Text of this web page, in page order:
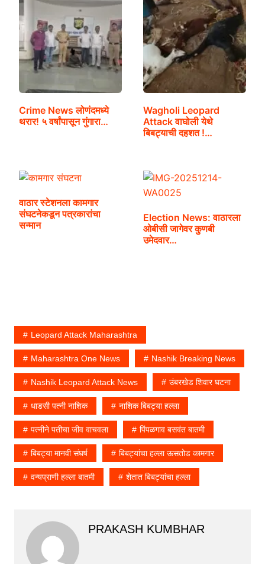
Crime News लोणंदमध्ये
थरार! ५ वर्षांपासून गुंगारा…
Wagholi Leopard
Attack वाघोली येथे
बिबट्याची दहशत !…
वाठार स्टेशनला कामगार
संघटनेकडून पत्रकारांचा
सन्मान
Election News: वाठारला
ओबीसी जागेवर कुणबी
उमेदवार…
Leopard Attack Maharashtra
Maharashtra One News Nashik Breaking News
Nashik Leopard Attack News उंबरखेड शिवार घटना
धाडसी पत्नी नाशिक नाशिक बिबट्या हल्ला
पत्नीने पतीचा जीव वाचवला पिंपळगाव बसवंत बातमी
बिबट्या मानवी संघर्ष बिबट्यांचा हल्ला ऊसतोड कामगार
वन्यप्राणी हल्ला बातमी शेतात बिबट्यांचा हल्ला
PRAKASH KUMBHAR